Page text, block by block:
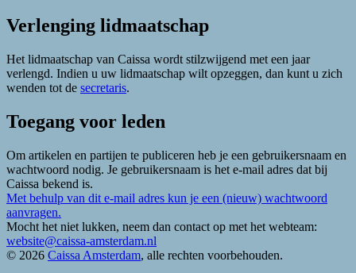
Verlenging lidmaatschap
Het lidmaatschap van Caissa wordt stilzwijgend met een jaar
verlengd. Indien u uw lidmaatschap wilt opzeggen, dan kunt u zich
wenden tot de secretaris.
Toegang voor leden
Om artikelen en partijen te publiceren heb je een gebruikersnaam en
wachtwoord nodig. Je gebruikersnaam is het e-mail adres dat bij
Caissa bekend is.
Met behulp van dit e-mail adres kun je een (nieuw) wachtwoord
aanvragen.
Mocht het niet lukken, neem dan contact op met het webteam:
website@caissa-amsterdam.nl
© 2026 Caissa Amsterdam, alle rechten voorbehouden.